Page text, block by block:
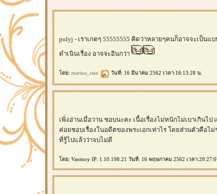
polyj - เราเกตๆ 55555555 คิดว่าหลายๆคนก็อาจจะเป็น
ดำเนินเรื่อง อาจจะอินกว่า
ดย: marina_rain วันที่: 16 มีนาคม 2562 เวลา:16:13:28 น.
เพิ่งอ่านเมื่อวาน ชอบนะคะ เนื้อเรื่องไม่หนักไม่เบาเกินไ
ค่อยชอบเรื่องในอดีตของพระเอกเท่าไร โดยส่วนตัวคือไม่
ที่รู้ไปแล้วว่าจบไม่ดี
ดย: Vantnoy IP: 1.10.198.21 วันที่: 16 พฤษภาคม 2562 เวลา